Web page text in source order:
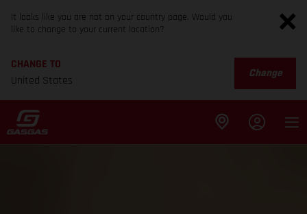
It looks like you are not on your country page. Would you
like to change to your current location?
CHANGE TO
United States
Change